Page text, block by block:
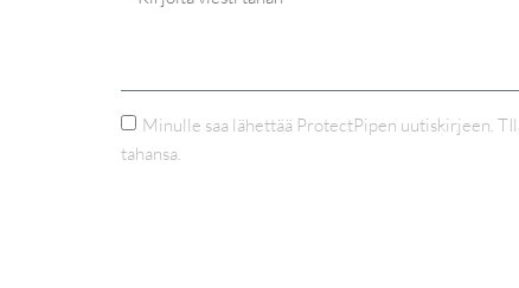
Minulle saa lähettää ProtectPipen uutiskirjeen.
tahansa.